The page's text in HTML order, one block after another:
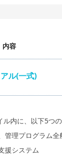
内容
ル(一式)
内に、以下5つ
管理プログラム全
援システム